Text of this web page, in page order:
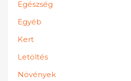
Egészség
Egyéb
Kert
Letöltés
Növények